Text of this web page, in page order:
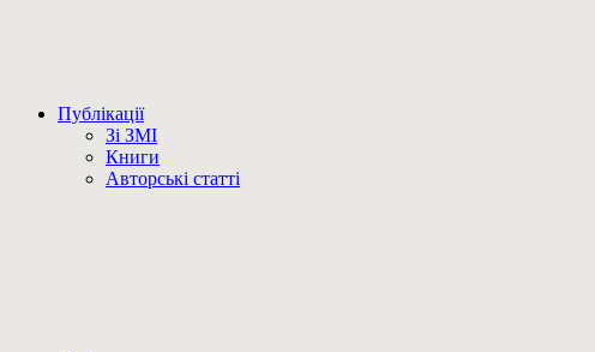
Публікації
Зі ЗМІ
Книги
Авторські статті